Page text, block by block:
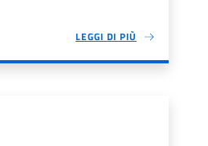
LEGGI DI PIÙ